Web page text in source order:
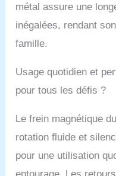
métal assure une
inégalées, rendant
famille.
Usage quotidien et
pour tous les défis ?
Le frein magnétique
rotation fluide et
pour une utilisation
entourage. Les